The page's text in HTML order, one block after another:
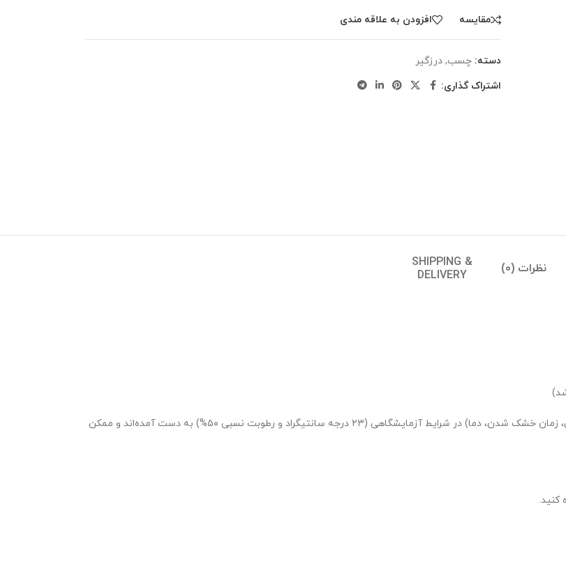
مقايسه افزودن به علاقه مندی
دسته: چسب, درزگیر
اشتراک گذاری:
نظرات (0)
SHIPPING &
DELIVERY
مقادیر مشخصات فنی قبلی (رنگ، زمان لایه بستن، سختی، قدرت کششی، کشامدگی، زمان خشک شدن، دما) در شرایط آزمایشگاهی (۲۳ درجه سانتیگراد و رطوبت نسبی ۵۰%) به دست آمده‌اند و ممکن
کنید.